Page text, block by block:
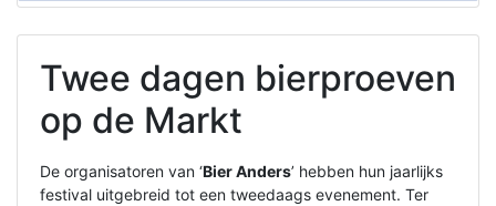
Twee dagen bierproeven
op de Markt
De organisatoren van ‘Bier Anders’ hebben hun jaarlijks
festival uitgebreid tot een tweedaags evenement. Ter